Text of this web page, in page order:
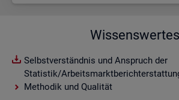
Wissenswertes
Selbstverständnis und Anspruch der
Statistik/
Methodik und Qualität